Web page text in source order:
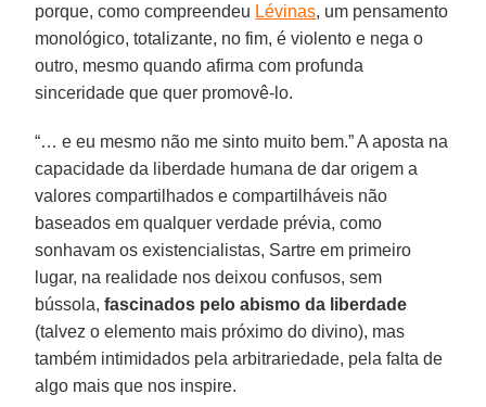
porque, como compreendeu Lévinas, um pensamento
monológico, totalizante, no fim, é violento e nega o
outro, mesmo quando afirma com profunda
sinceridade que quer promovê-lo.
“… e eu mesmo não me sinto muito bem.” A aposta na
capacidade da liberdade humana de dar origem a
valores compartilhados e compartilháveis não
baseados em qualquer verdade prévia, como
sonhavam os existencialistas, Sartre em primeiro
lugar, na realidade nos deixou confusos, sem
bússola,fascinados pelo abismo da liberdade
(talvez o elemento mais próximo do divino), mas
também intimidados pela arbitrariedade, pela falta de
algo mais que nos inspire.